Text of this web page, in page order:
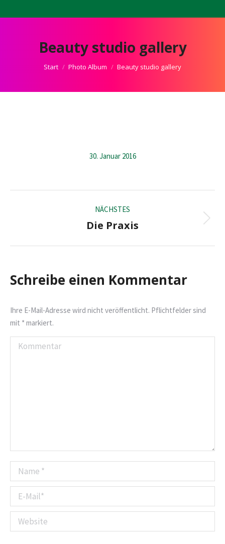
Beauty studio gallery
Sie befinden sich hier:
Start Photo Album Beauty studio gallery
30. Januar 2016
Navigation NÄCHSTES
Nächstes
Die Praxis
Schreibe einen Kommentar
Ihre E-Mail-Adresse wird nicht veröffentlicht. Pflichtfelder sind
mit * markiert.
Kommentar
Name *
E-Mail *
Website